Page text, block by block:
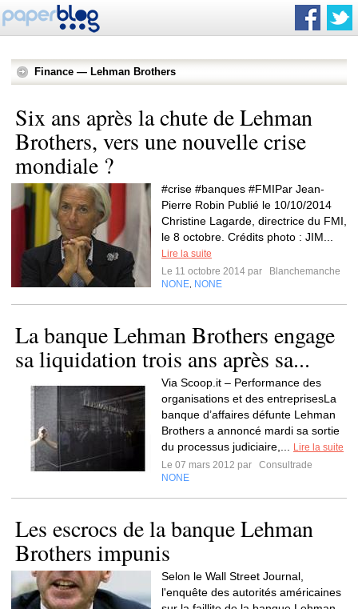
Finance — Lehman Brothers
Six ans après la chute de Lehman
Brothers, vers une nouvelle crise
mondiale ?
#crise #banques #FMIPar Jean-
Pierre Robin Publié le 10/10/2014
Christine Lagarde, directrice du FMI,
le 8 octobre. Crédits photo : JIM...
Lire la suite
Le 11 octobre 2014 par
Blanchemanche
NONE NONE
La banque Lehman Brothers engage
sa liquidation trois ans après sa...
Via Scoop.it – Performance des
organisations et des entreprisesLa
banque d’affaires défunte Lehman
Brothers a annoncé mardi sa sortie
du processus judiciaire,...
Lire la suite
Le 07 mars 2012 par
Consultrade
NONE
Les escrocs de la banque Lehman
Brothers impunis
Selon le Wall Street Journal,
l'enquête des autorités américaines